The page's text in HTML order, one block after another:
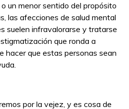
un menorsentido del propósito
las afecciones de salud mental
suelen infravalorarse y tratarse
que ronda a
hacer que estas personas sean
por la vejez, y es cosa de